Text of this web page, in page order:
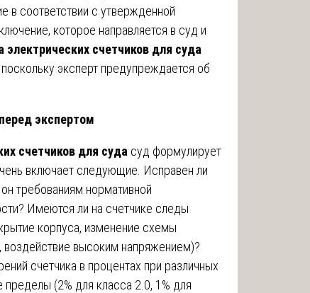
в соответствии с утвержденной
которое направляется в суд и
электрических счетчиков для суда
эксперт предупреждается об
экспертом
счетчиков для суда суд формулирует
включает следующие. Исправен ли
требованиям нормативной
Имеются ли на счетчике следы
корпуса, изменение схемы
воздействие высоким напряжением)?
счетчика в процентах при различных
(2% для класса 2.0, 1% для